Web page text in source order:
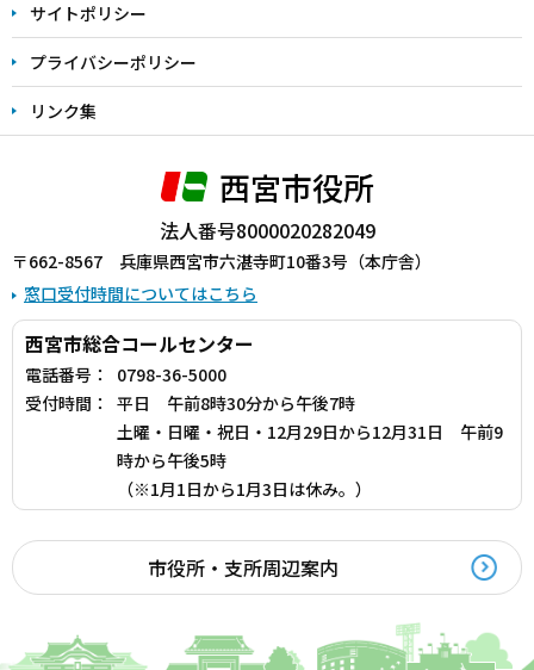
サイトポリシー
プライバシーポリシー
リンク集
西宮市役所
法人番号8000020282049
〒662-8567 兵庫県西宮市六湛寺町10番3号（本庁舎）
窓口受付時間についてはこちら
西宮市総合コールセンター
電話番号：
0798-36-5000
受付時間：
平日 午前8時30分から午後7時
土曜・日曜・祝日・12月29日から12月31日 午前9
時から午後5時
（※1月1日から1月3日は休み。）
市役所・支所周辺案内